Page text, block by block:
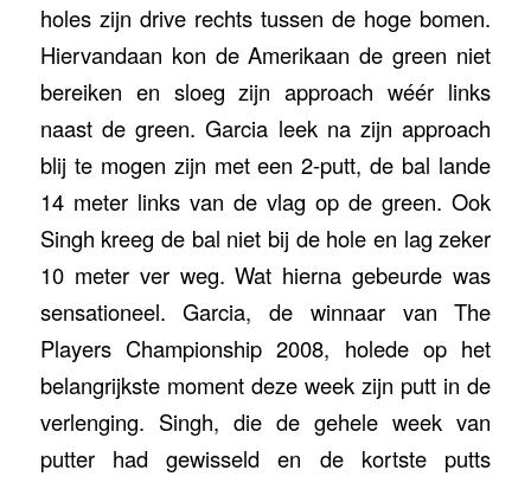
holes zijn drive rechts tussen de hoge bomen.
Hiervandaan kon de Amerikaan de green niet
bereiken en sloeg zijn approach wéér links
naast de green. Garcia leek na zijn approach
blij te mogen zijn met een 2-putt, de bal lande
14 meter links van de vlag op de green. Ook
Singh kreeg de bal niet bij de hole en lag zeker
10 meter ver weg. Wat hierna gebeurde was
sensationeel. Garcia, de winnaar van The
Players Championship 2008, holede op het
belangrijkste moment deze week zijn putt in de
verlenging. Singh, die de gehele week van
putter had gewisseld en de kortste putts